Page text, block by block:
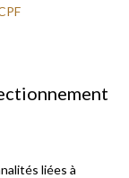
liées à